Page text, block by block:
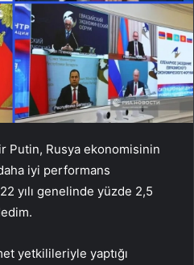
Putin, Rusya ekonomisinin
iyi performans
yılı genelinde yüzde 2,5
yetkilileriyle yaptığı